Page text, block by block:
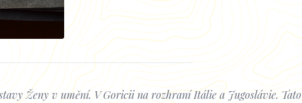
Ženy v umění. V Goricii na rozhraní Itálie a Jugoslávie. Tato